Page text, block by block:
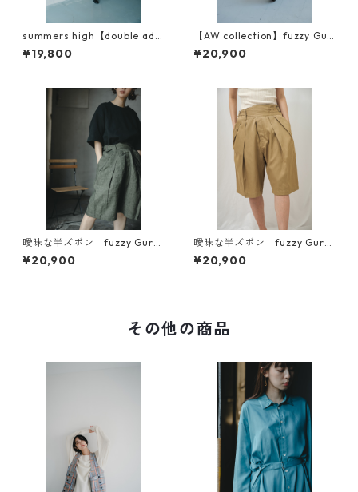
summers high【double adju
st half cargo pants】
¥19,800
【AW collection】fuzzy Gur
kha pants（曖昧な半ズボン）
¥20,900
曖昧な半ズボン fuzzy Gurk
ha pants リネン（BIGGIE素
材）
¥20,900
曖昧な半ズボン fuzzy Gurk
ha short pants オリジナル
生地
¥20,900
その他の商品